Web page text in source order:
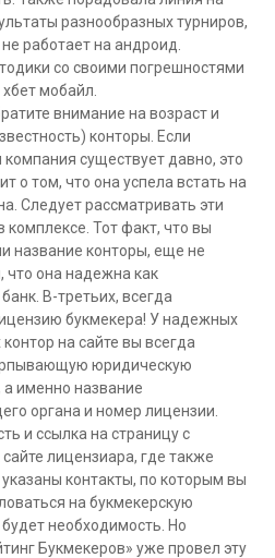
разнообразных турниров,
работает на андроид.
со своими погрешностями
мобайл.
внимание на возраст и
конторы. Если
компания существует давно, это
о том, что она успела встать на
Следует рассматривать эти
комплексе. Тот факт, что вы
название конторы, еще не
что она надежна как
В-третьих, всегда
букмекера! У надежных
на сайте вы всегда
юридическую
именно название
органа и номер лицензии.
и ссылка на страницу с
лицензиара, где также
контакты, по которым вы
на букмекерскую
будет необходимость. Но
Букмекеров» уже провел эту